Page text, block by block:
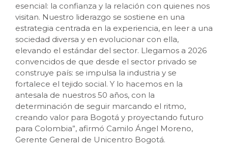
esencial: la confianza y la relación con quienes nos
visitan. Nuestro liderazgo se sostiene en una
estrategia centrada en la experiencia, en leer a una
sociedad diversa y en evolucionar con ella,
elevando el estándar del sector. Llegamos a 2026
convencidos de que desde el sector privado se
construye país: se impulsa la industria y se
fortalece el tejido social. Y lo hacemos en la
antesala de nuestros 50 años, con la
determinación de seguir marcando el ritmo,
creando valor para Bogotá y proyectando futuro
para Colombia”, afirmó Camilo Ángel Moreno,
Gerente General de Unicentro Bogotá.